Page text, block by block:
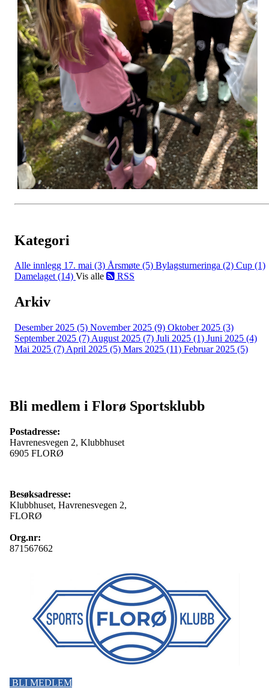
Kategori
Alle innlegg 17. mai (3) Årsmøte (5) Bylagsturneringa (2) Cup (1)
Damelaget (14) Vis alle RSS
Arkiv
Desember 2025 (5) November 2025 (9) Oktober 2025 (3)
September 2025 (7) August 2025 (7) Juli 2025 (1) Juni 2025 (4)
Mai 2025 (7) April 2025 (5) Mars 2025 (11) Februar 2025 (5)
Bli medlem i Florø Sportsklubb
Postadresse:
Havrenesvegen 2, Klubbhuset
6905 FLORØ
Besøksadresse:
Klubbhuset, Havrenesvegen 2,
FLORØ
Org.nr:
871567662
BLI MEDLEM